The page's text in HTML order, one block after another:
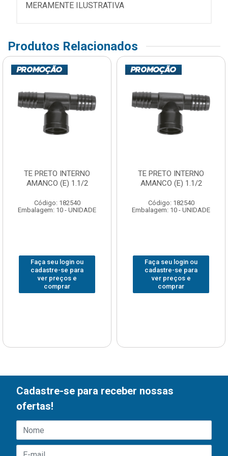
MERAMENTE ILUSTRATIVA
Produtos Relacionados
TE PRETO INTERNO
AMANCO (E) 1.1/2
Código: 182540
Embalagem: 10 - UNIDADE
Faça seu login ou
cadastre-se para
ver preços e
comprar
TE PRETO INTERNO
AMANCO (E) 1.1/2
Código: 182540
Embalagem: 10 - UNIDADE
Faça seu login ou
cadastre-se para
ver preços e
comprar
Cadastre-se para receber nossas
ofertas!